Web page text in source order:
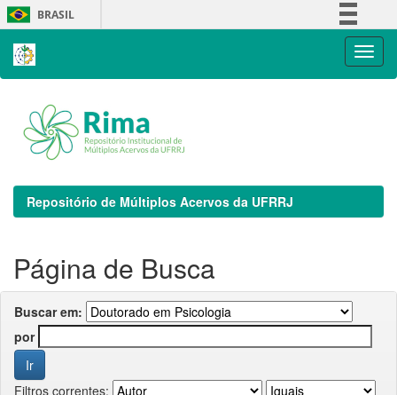
Skip
navigation
BRASIL
Repositório de Múltiplos Acervos da UFRRJ
Página de Busca
Buscar em:
por
Filtros correntes: